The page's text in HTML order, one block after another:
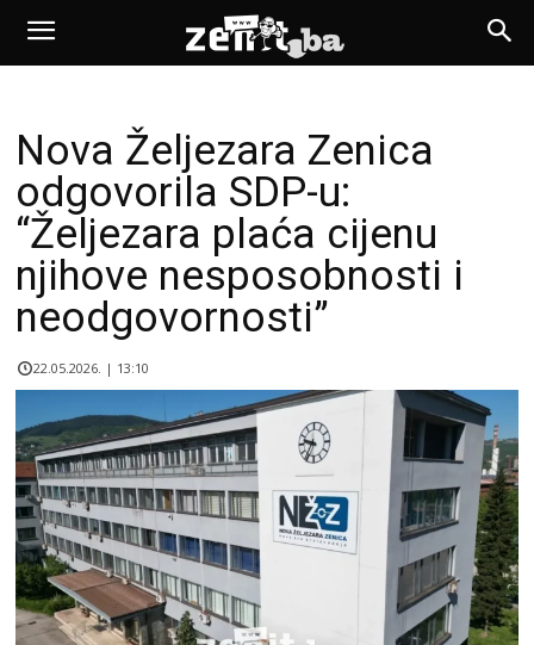
Nova Željezara Zenica
odgovorila SDP-u:
“Željezara plaća cijenu
njihove nesposobnosti i
neodgovornosti”
22.05.2026. | 13:10